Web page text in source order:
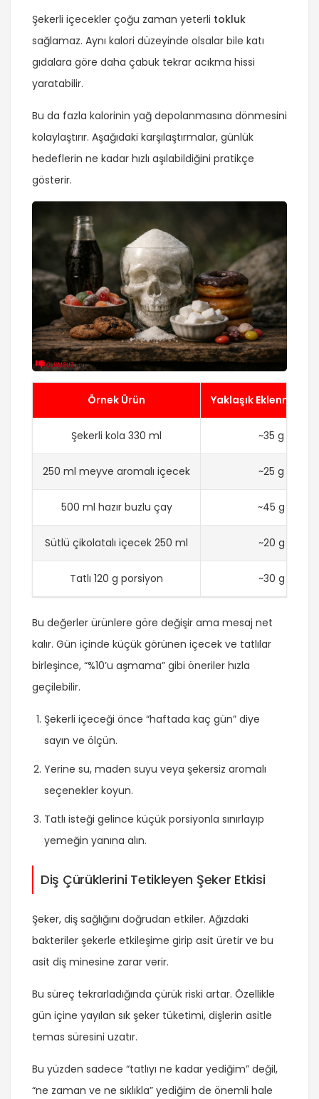
Şekerli içecekler çoğu zaman yeterli tokluk
sağlamaz. Aynı kalori düzeyinde olsalar bile katı
gıdalara göre daha çabuk tekrar acıkma hissi
yaratabilir.
Bu da fazla kalorinin yağ depolanmasına dönmesini
kolaylaştırır. Aşağıdaki karşılaştırmalar, günlük
hedeflerin ne kadar hızlı aşılabildiğini pratikçe
gösterir.
Örnek Ürün Yaklaşık Eklenmiş
Şekerli kola 330 ml ~35 g
250 ml meyve aromalı içecek ~25 g
500 ml hazır buzlu çay ~45 g
Sütlü çikolatalı içecek 250 ml ~20 g
Tatlı 120 g porsiyon ~30 g
Bu değerler ürünlere göre değişir ama mesaj net
kalır. Gün içinde küçük görünen içecek ve tatlılar
birleşince, “%10’u aşmama” gibi öneriler hızla
geçilebilir.
Şekerli içeceği önce “haftada kaç gün” diye
sayın ve ölçün.
Yerine su, maden suyu veya şekersiz aromalı
seçenekler koyun.
Tatlı isteği gelince küçük porsiyonla sınırlayıp
yemeğin yanına alın.
Diş Çürüklerini Tetikleyen Şeker Etkisi
Şeker, diş sağlığını doğrudan etkiler. Ağızdaki
bakteriler şekerle etkileşime girip asit üretir ve bu
asit diş minesine zarar verir.
Bu süreç tekrarladığında çürük riski artar. Özellikle
gün içine yayılan sık şeker tüketimi, dişlerin asitle
temas süresini uzatır.
Bu yüzden sadece “tatlıyı ne kadar yediğim” değil,
“ne zaman ve ne sıklıkla” yediğim de önemli hale